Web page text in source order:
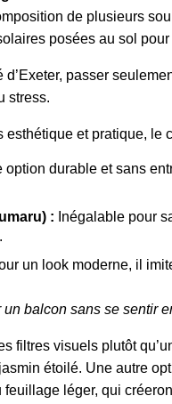
de plusieurs
posées au sol
d’Exeter, passer
stress.
esthétique et pratique, le
option durable et sans
: Inégalable pour
un look moderne, il
un balcon sans se sentir
filtres visuels plutôt
étoilé. Une autre
léger, qui